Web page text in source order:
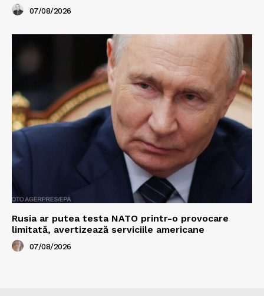
07/08/2026
Rusia ar putea testa NATO printr-o provocare
limitată, avertizează serviciile americane
07/08/2026